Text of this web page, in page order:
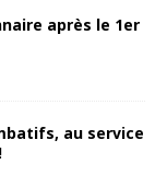
après le 1er
au service